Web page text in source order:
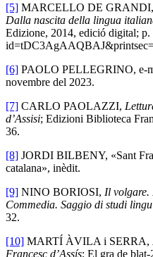
[5] MARCELLO DE GRANDI,
Dalla nascita della lingua
Edizione, 2014, edició digital; p.
[6] PAOLO PELLEGRINO, e-
novembre del 2023.
[7] CARLO PAOLAZZI,
d’Assisi; Edizioni Biblioteca
36.
[8] JORDI BILBENY, «Sant
catalana», inèdit.
[9] NINO BORIOSI, Il
Commedia. Saggio di studi
32.
[10] MARTÍ ÀVILA i SERRA,
Francesc d’Assís; El gra de